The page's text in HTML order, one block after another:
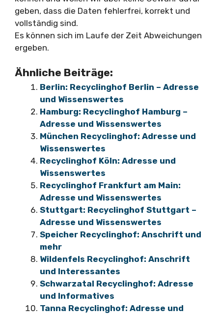
geben, dass die Daten fehlerfrei, korrekt und
vollständig sind.
Es können sich im Laufe der Zeit Abweichungen
ergeben.
Ähnliche Beiträge:
Berlin: Recyclinghof Berlin – Adresse
und Wissenswertes
Hamburg: Recyclinghof Hamburg –
Adresse und Wissenswertes
München Recyclinghof: Adresse und
Wissenswertes
Recyclinghof Köln: Adresse und
Wissenswertes
Recyclinghof Frankfurt am Main:
Adresse und Wissenswertes
Stuttgart: Recyclinghof Stuttgart –
Adresse und Wissenswertes
Speicher Recyclinghof: Anschrift und
mehr
Wildenfels Recyclinghof: Anschrift
und Interessantes
Schwarzatal Recyclinghof: Adresse
und Informatives
Tanna Recyclinghof: Adresse und